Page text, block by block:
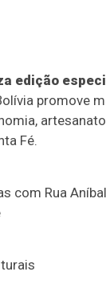
edição
promove
Fé.
com Rua